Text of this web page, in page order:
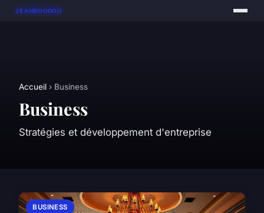
Accueil › Business
Business
Stratégies et développement d'entreprise
BUSINESS